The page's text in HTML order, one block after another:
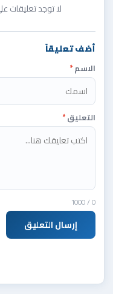
لا توجد تعليقات
أضف تعليقاً
الاسم*
التعليق*
0
/ 1000
إرسال التعليق